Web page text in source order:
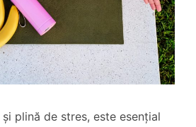
plină de stres, este esențial